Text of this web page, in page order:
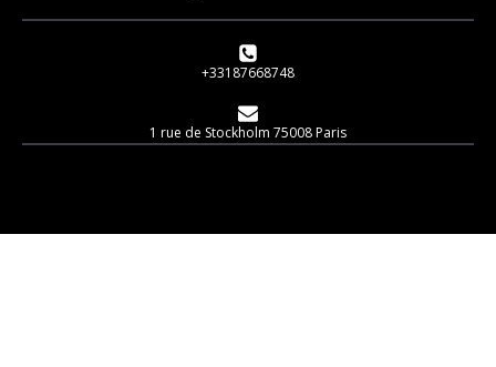
+33187668748
1 rue de Stockholm 75008 Paris